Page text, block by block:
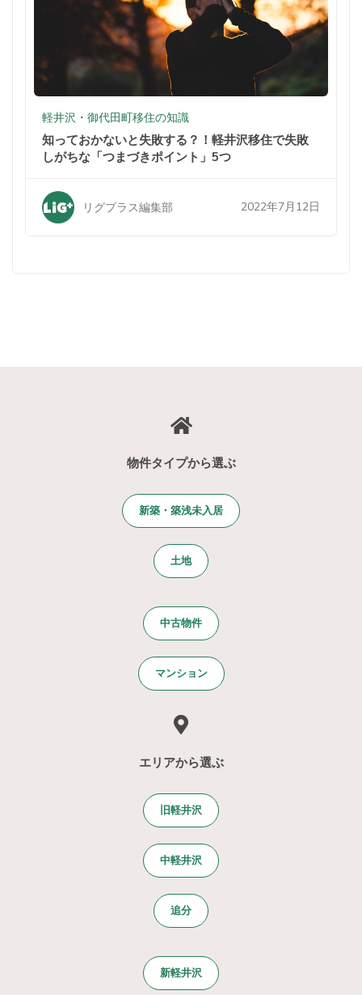
軽井沢・御代田町移住の知識
知っておかないと失敗する？！軽井沢移住で失敗
しがちな「つまづきポイント」5つ
リグプラス編集部 2022年7月12日
物件タイプから選ぶ
新築・築浅未入居
土地
中古物件
マンション
エリアから選ぶ
旧軽井沢
中軽井沢
追分
新軽井沢